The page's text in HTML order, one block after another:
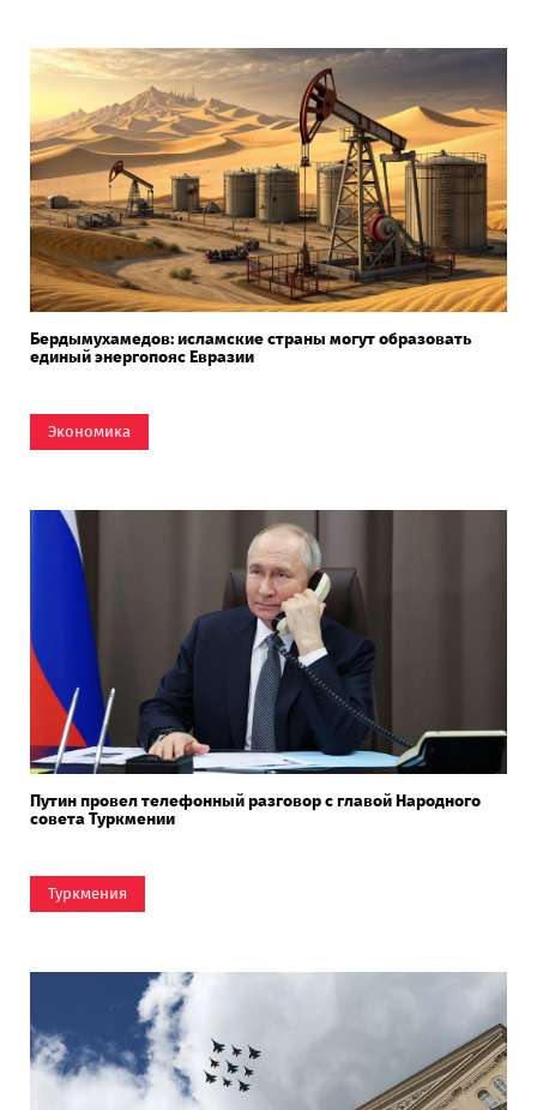
Бердымухамедов: исламские страны могут образовать
единый энергопояс Евразии
Экономика
Путин провел телефонный разговор с главой Народного
совета Туркмении
Туркмения